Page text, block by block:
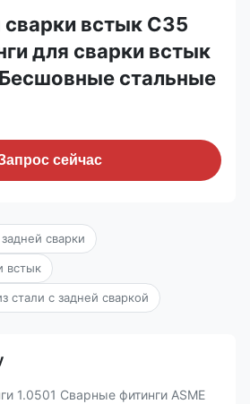
сварки встык C35
для сварки встык
Бесшовные стальные
сейчас
сварки
встык
стали с задней сваркой
1.0501 Сварные фитинги ASME